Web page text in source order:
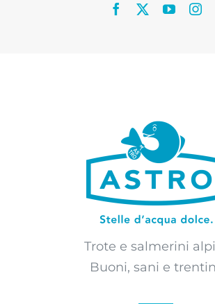
Trote e salmerini
Buoni, sani e